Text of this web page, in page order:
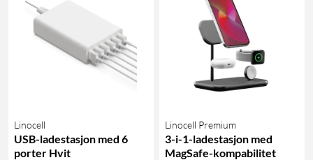
Linocell
USB-ladestasjon med 6
porter Hvit
Linocell Premium
3-i-1-ladestasjon med
MagSafe-kompabilitet